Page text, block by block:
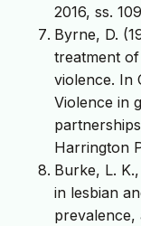
2016, ss.
Byrne, D.
treatment
violence. In
Violence in
Harrington
Burke, L.
in lesbian
prevalence,